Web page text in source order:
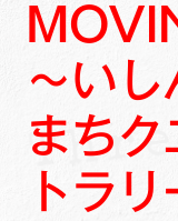
～いし
まちク
トラ